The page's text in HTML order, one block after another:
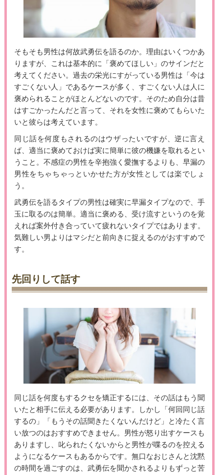
そもそも男性は何故武勇伝を語るのか。理由はいくつかあ
りますが、これは基本的に「褒めてほしい」のサインだと
考えてください。過去の栄光にすがっている男性は「今は
すごくない人」であるケースが多く、すごくない人は人に
褒められることがほとんどないのです。そのため自分は昔
はすごかったんだと言って、それを女性に褒めてもらいた
いと彼らは考えています。
同じ話を何度もされるのはウザったいですが、逆に言え
ば、適当に褒めておけば実に簡単に彼の機嫌を取れるとい
うこと。不感症の男性を辛抱強く愛撫するよりも、早漏の
男性をちゃちゃっといかせた方が女性としては楽でしょ
う。
武勇伝を語るタイプの男性は確実に早漏タイプなので、手
玉に取るのは簡単。適当に褒める、受け流すというのを覚
えれば案外付き合っていて疲れないタイプではあります。
気難しい男よりはマシだと前向きに捉えるのがおすすめで
す。
先回りして話す
同じ話を何度もするクセを矯正するには、その話はもう聞
いたと相手に伝える必要があります。しかし「何回同じ話
するの」「もうその話聞きたくないんだけど」と冷たく言
い放つのはおすすめできません。男性が怒り出すケースも
ありますし、叱られたくないからと男性が喋るのを控える
ようになるケースもあるからです。無口なおじさんと沈黙
の時間を過ごすのは、武勇伝を聞かされるよりもずっと苦